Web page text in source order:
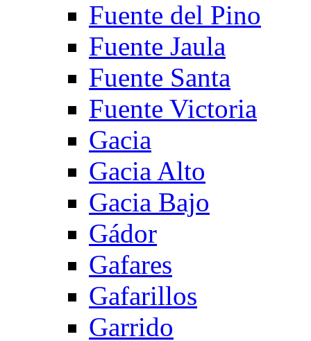
Fuente del Pino
Fuente Jaula
Fuente Santa
Fuente Victoria
Gacia
Gacia Alto
Gacia Bajo
Gádor
Gafares
Gafarillos
Garrido